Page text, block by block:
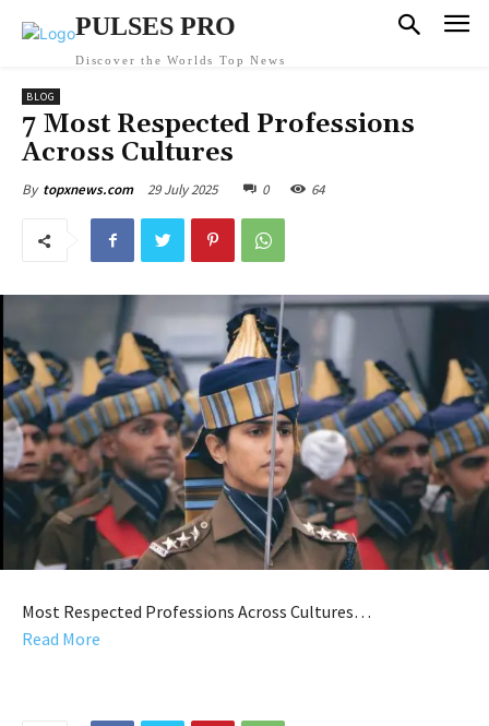
PULSES PRO
Discover the Worlds Top News
BLOG
7 Most Respected Professions
Across Cultures
By topxnews.com 29 July 2025 0 64
Most Respected Professions Across Cultures…
Read More